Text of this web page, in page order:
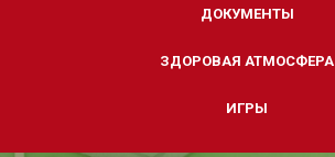
ДОКУМЕНТЫ
ЗДОРОВАЯ АТМОСФЕРА
ИГРЫ